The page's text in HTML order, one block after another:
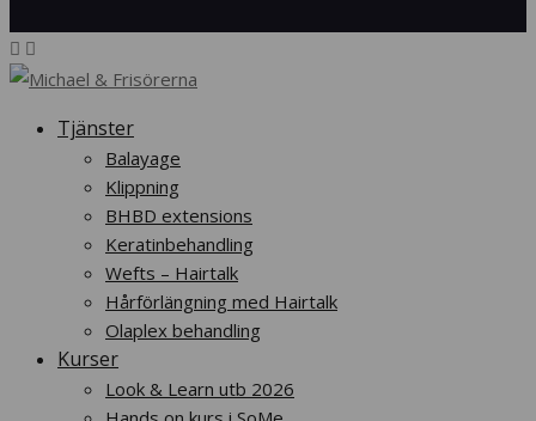
Tjänster
Balayage
Klippning
BHBD extensions
Keratinbehandling
Wefts – Hairtalk
Hårförlängning med Hairtalk
Olaplex behandling
Kurser
Look & Learn utb 2026